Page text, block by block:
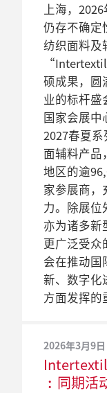
上海，
仍存不确定
纺织面料及
硕成果，圆
业的标杆盛
国家会展中
2027春夏
面辅料产品
地区的逾
家参展商，
力。除展位
亦为诸多新
更广泛受众
会在推动国
新、数字化
方面发挥的
2026年3月9日
︰同期